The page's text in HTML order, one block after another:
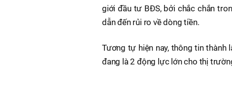
giới đầu tư BĐS, bởi chắc chắn
dẫn đến rủi ro về dòng tiền.
Tương tự hiện nay, thông tin thành
đang là 2 động lực lớn cho thị